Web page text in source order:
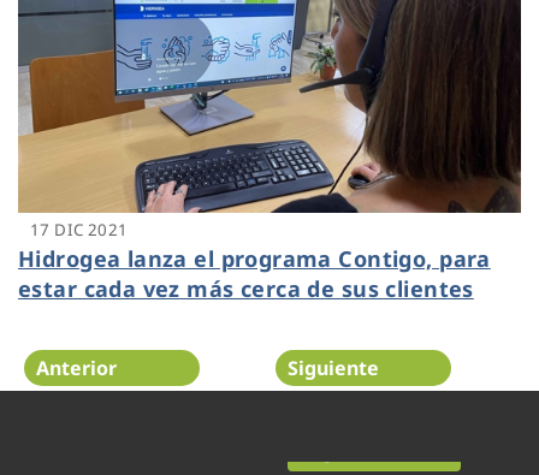
17 DIC 2021
Hidrogea lanza el programa Contigo, para
estar cada vez más cerca de sus clientes
Anterior Siguiente